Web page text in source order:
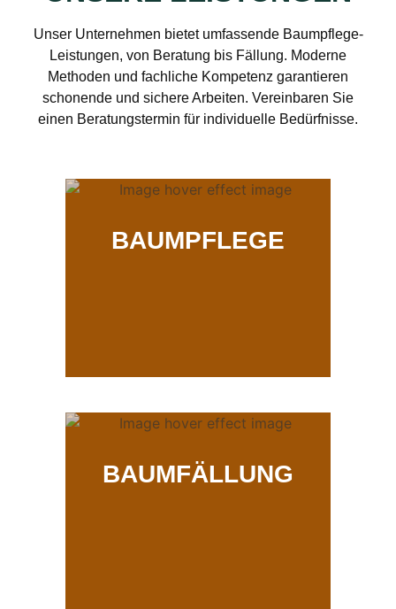
Unser Unternehmen bietet umfassende Baumpflege-
Leistungen, von Beratung bis Fällung. Moderne
Methoden und fachliche Kompetenz garantieren
schonende und sichere Arbeiten. Vereinbaren Sie
einen Beratungstermin für individuelle Bedürfnisse.
BAUMPFLEGE
BAUMFÄLLUNG